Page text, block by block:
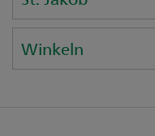
Winkeln